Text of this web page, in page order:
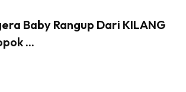
Baby Rangup Dari KILANG
...